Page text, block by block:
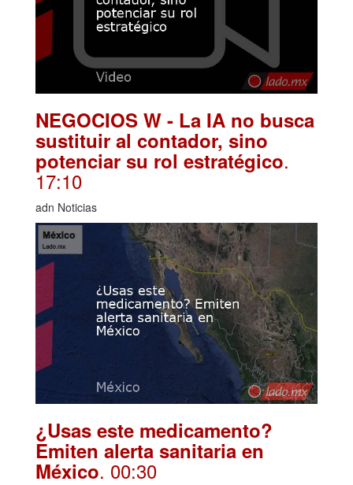
NEGOCIOS W - La IA no busca
sustituir al contador, sino
potenciar su rol estratégico.
17:10
adn Noticias
¿Usas este medicamento?
Emiten alerta sanitaria en
México. 00:30